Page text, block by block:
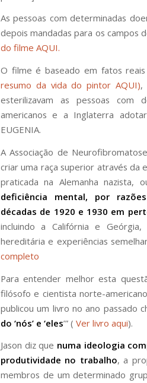
As pessoas com determinadas
depois mandadas para os campos
do filme AQUI.
O filme é baseado em fatos
resumo da vida do pintor AQUI),
esterilizavam as pessoas com
americanos e a Inglaterra
EUGENIA.
A Associação de
criar uma raça superior através da
praticada na Alemanha nazista,
deficiência mental, por
décadas de 1920 e 1930 em
incluindo a Califórnia e
hereditária e experiências
completo
Para entender melhor esta
filósofo e cientista norte-
publicou um livro no ano passado
do ‘nós’ e ‘eles’” ( Ver livro aqui).
Jason diz que numa ideologia
produtividade no trabalho, a
membros de um determinado